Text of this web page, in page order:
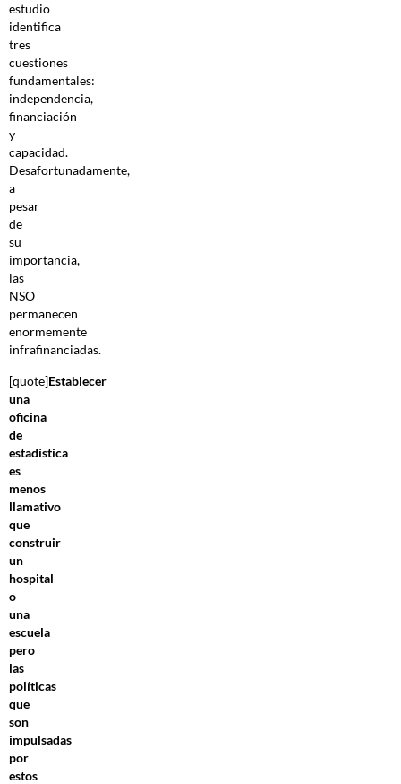
estudio
identifica
tres
cuestiones
fundamentales:
independencia,
financiación
y
capacidad.
Desafortunadamente,
a
pesar
de
su
importancia,
las
NSO
permanecen
enormemente
infrafinanciadas.
[quote]Establecer
una
oficina
de
estadística
es
menos
llamativo
que
construir
un
hospital
o
una
escuela
pero
las
políticas
que
son
impulsadas
por
estos